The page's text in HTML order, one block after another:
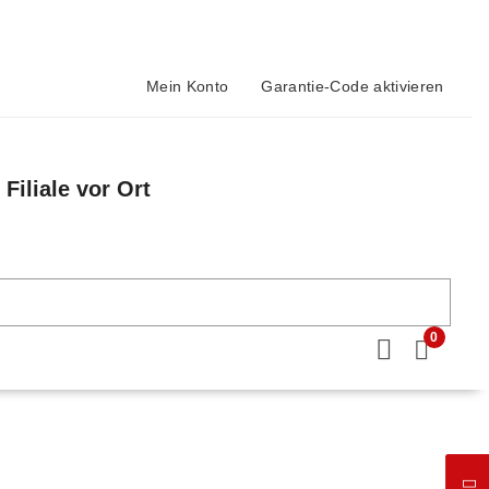
Mein Konto Garantie-Code aktivieren
Filiale vor Ort
0